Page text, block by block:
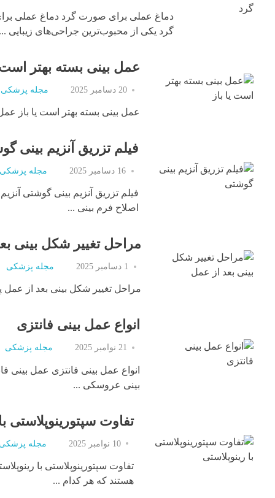
دماغ عملی برای صورت گرد دماغ عملی
گرد یکی از محبوب‌ترین جراحی‌های زیبایی
عمل بینی بسته بهتر است
20 دسامبر 2025 مجله پزشکی
عمل بینی بسته بهتر است یا باز
فیلم تزریق آنزیم بینی
16 دسامبر 2025 مجله پزشکی
فیلم تزریق آنزیم بینی گوشتی
اصلاح فرم بینی ...
مراحل تغییر شکل بینی
1 دسامبر 2025 مجله پزشکی
مراحل تغییر شکل بینی بعد از عمل
انواع عمل بینی فانتزی
21 نوامبر 2025 مجله پزشکی
انواع عمل بینی فانتزی عمل بینی
بینی عروسکی ...
تفاوت سپتورینوپلاستی
10 نوامبر 2025 مجله
تفاوت سپتورینوپلاستی با
هستند که هر کدام ...